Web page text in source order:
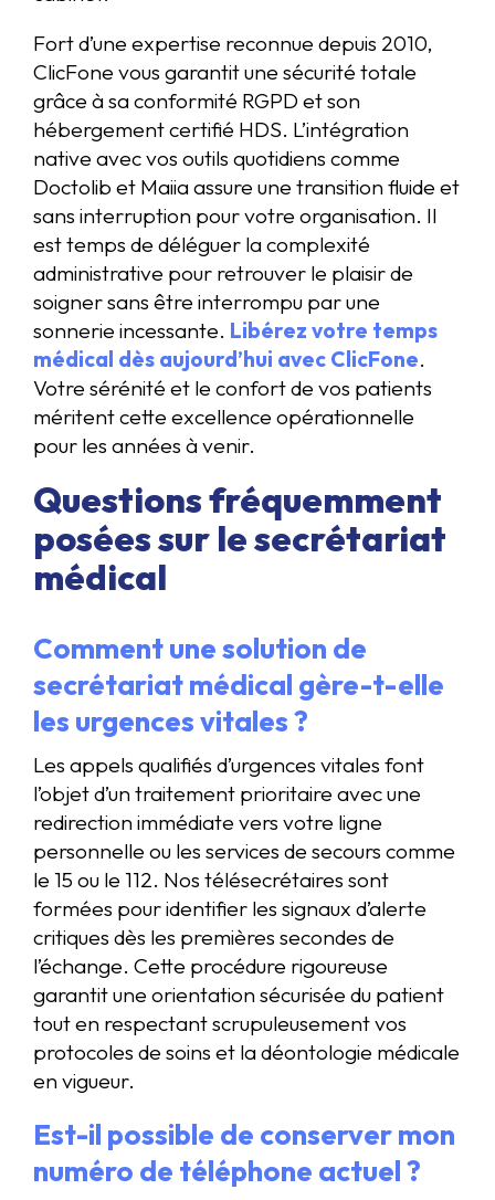
Fort d’une expertise reconnue depuis 2010,
ClicFone vous garantit une sécurité totale
grâce à sa conformité RGPD et son
hébergement certifié HDS. L’intégration
native avec vos outils quotidiens comme
Doctolib et Maiia assure une transition fluide et
sans interruption pour votre organisation. Il
est temps de déléguer la complexité
administrative pour retrouver le plaisir de
soigner sans être interrompu par une
sonnerie incessante. Libérez votre temps
médical dès aujourd’hui avec ClicFone.
Votre sérénité et le confort de vos patients
méritent cette excellence opérationnelle
pour les années à venir.
Questions fréquemment
posées sur le secrétariat
médical
Comment une solution de
secrétariat médical gère-t-elle
les urgences vitales ?
Les appels qualifiés d’urgences vitales font
l’objet d’un traitement prioritaire avec une
redirection immédiate vers votre ligne
personnelle ou les services de secours comme
le 15 ou le 112. Nos télésecrétaires sont
formées pour identifier les signaux d’alerte
critiques dès les premières secondes de
l’échange. Cette procédure rigoureuse
garantit une orientation sécurisée du patient
tout en respectant scrupuleusement vos
protocoles de soins et la déontologie médicale
en vigueur.
Est-il possible de conserver mon
numéro de téléphone actuel ?